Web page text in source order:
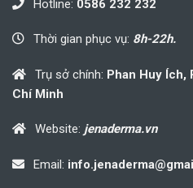
Hotline: 0586 232 232
Thời gian phục vụ: 8h-22h.
Trụ sở chính: Phan Huy Ích,
Chí Minh
Website: jenaderma.vn
Email: